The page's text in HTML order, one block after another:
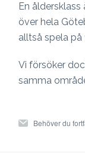
En
över hela
alltså spela på
Vi försöker
samma
Behöver du